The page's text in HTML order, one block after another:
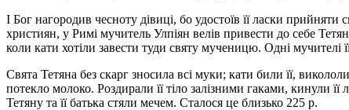
І Бог нагородив чесноту дівиці, бо удостоїв її ласки
християн, у Римі мучитель Улпіян велів привести до себе
коли кати хотіли завести туди святу мученицю. Одні мучителі
Свята Тетяна без скарг зносила всі муки; кати били її,
потекло молоко. Роздирали її тіло залізними гаками, кинули
Тетяну та її батька стяли мечем. Сталося це близько 225 р.